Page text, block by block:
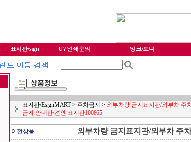
표지판/sign UV인쇄문의 잉크/토너
표지판/EsignMART > 주차금지 > 외부차량 금지표지판/외부차 주
금지 안내판/견인 표지판100865
이전상품 외부차량 금지표지판/외부차 주